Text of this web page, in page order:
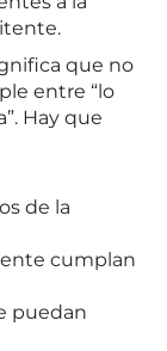
que no
entre “lo
Hay que
de la
cumplan
puedan